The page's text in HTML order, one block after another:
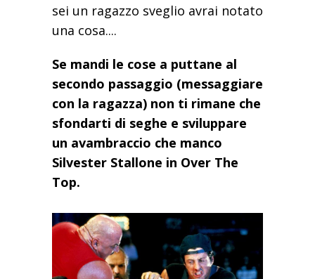
sei un ragazzo sveglio avrai notato
una cosa....
Se mandi le cose a puttane al
secondo passaggio (messaggiare
con la ragazza) non ti rimane che
sfondarti di seghe e sviluppare
un avambraccio che manco
Silvester Stallone in Over The
Top.